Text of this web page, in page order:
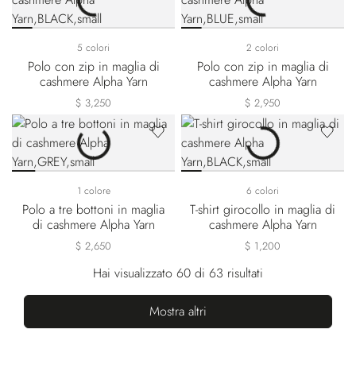
5 colori
Polo con zip in maglia di
cashmere Alpha Yarn
$ 3,250
2 colori
Polo con zip in maglia di
cashmere Alpha Yarn
$ 2,950
1 colore
Polo a tre bottoni in maglia
di cashmere Alpha Yarn
$ 2,650
6 colori
T-shirt girocollo in maglia di
cashmere Alpha Yarn
$ 1,200
Hai visualizzato 60 di 63 risultati
Mostra altri